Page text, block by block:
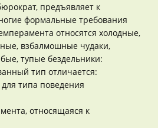
предъявляет к
формальные требования
относятся холодные,
взбалмошные чудаки,
тупые бездельники:
тип отличается:
типа поведения
относящаяся к